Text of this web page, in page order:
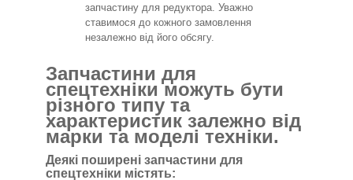
запчастину для редуктора. Уважно
ставимося до кожного замовлення
незалежно від його обсягу.
Запчастини для
спецтехніки можуть бути
різного типу та
характеристик залежно від
марки та моделі техніки.
Деякі поширені запчастини для
спецтехніки містять: